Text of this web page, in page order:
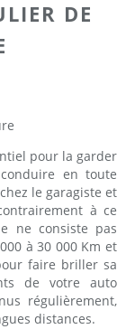
DE
pour la garder
en toute
le garagiste et
à ce
ne consiste pas
à 30 000 Km et
faire briller sa
de votre auto
régulièrement,
distances.